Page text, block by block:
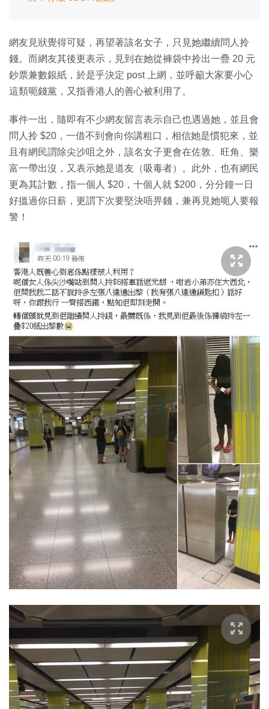
網友見狀覺得可疑，再望著該名女子，只見她繼續問人拎
錢。而網友其後更表示，見到在她從褲袋中拎出一疊 20 元
鈔票兼數銀紙，於是乎決定 post 上網，並呼籲大家要小心
這類呃錢黨，又指香港人的善心被利用了。
事件一出，隨即有不少網友留言表示自己也遇過她，並且會
問人拎 $20，一借不到會向你講粗口，相信她是慣犯來，並
且有網民謂除尖沙咀之外，該名女子更會在佐敦、旺角、樂
富一帶出沒，又表示她是道友（吸毒者）。此外，也有網民
更為其計數，指一個人 $20，十個人就 $200，分分鐘一日
好搵過你日薪，更謂下次要堅決唔畀錢，兼再見她呃人要報
警！